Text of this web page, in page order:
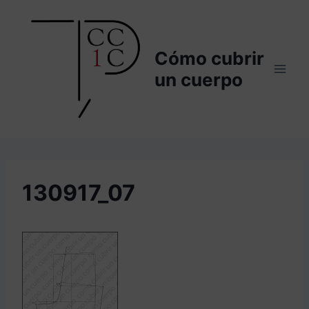
Cómo cubrir
un cuerpo
130917_07